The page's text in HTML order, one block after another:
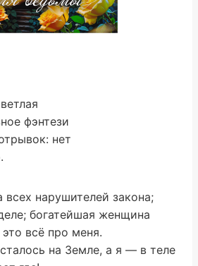
фэнтези
нет
нарушителей закона;
богатейшая женщина
всё про меня.
на Земле, а я — в теле